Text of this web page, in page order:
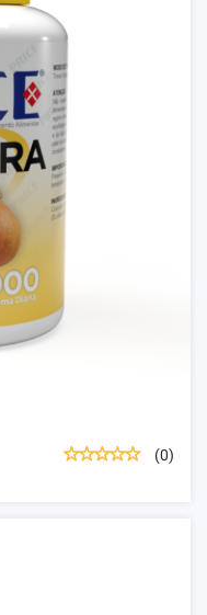
(0)